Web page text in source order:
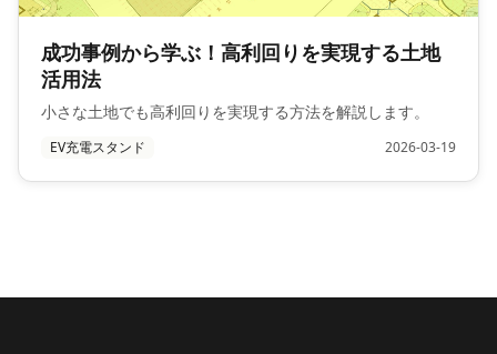
成功事例から学ぶ！高利回りを実現する土地
活用法
小さな土地でも高利回りを実現する方法を解説します。
EV充電スタンド 2026-03-19